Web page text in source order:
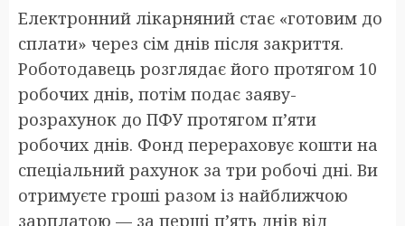
Електронний лікарняний стає «готовим до
сплати» через сім днів після закриття.
Роботодавець розглядає його протягом 10
робочих днів, потім подає заяву-
розрахунок до ПФУ протягом п’яти
робочих днів. Фонд перераховує кошти на
спеціальний рахунок за три робочі дні. Ви
отримуєте гроші разом із найближчою
зарплатою — за перші п’ять днів від